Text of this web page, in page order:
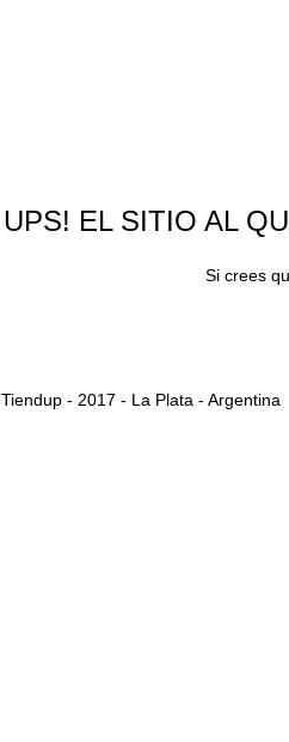
UPS! EL SITIO AL
Si crees
Tiendup - 2017 - La Plata - Argentina